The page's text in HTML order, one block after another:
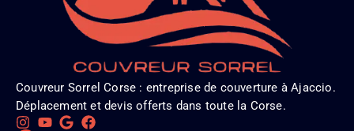
Couvreur Sorrel Corse : entreprise de couverture à Ajaccio.
Déplacement et devis offerts dans toute la Corse.